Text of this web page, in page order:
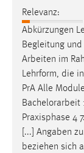
Relevanz:
Abkürzungen
Begleitung
Arbeiten im
Lehrform, die
PrA Alle
Bachelorarbeit
Praxisphase 4
[...] Angaben
beziehen sich
Marketing
verwendet,
Sie tun
hinweg
Google